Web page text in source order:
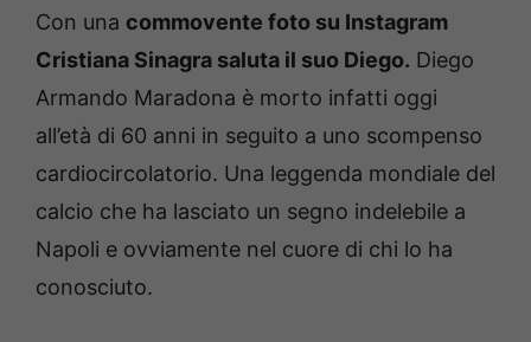
Con una commovente foto su Instagram
Cristiana Sinagra saluta il suo Diego. Diego
Armando Maradona è morto infatti oggi
all’età di 60 anni in seguito a uno scompenso
cardiocircolatorio. Una leggenda mondiale del
calcio che ha lasciato un segno indelebile a
Napoli e ovviamente nel cuore di chi lo ha
conosciuto.